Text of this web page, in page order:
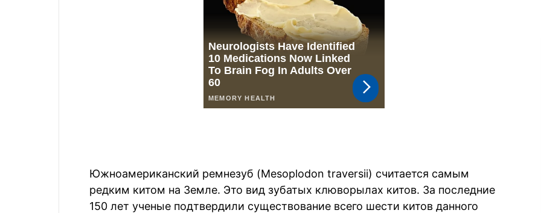
Южноамериканский ремнезуб (Mesoplodon traversii) считается самым
редким китом на Земле. Это вид зубатых клюворылах китов. За последние
150 лет ученые подтвердили существование всего шести китов данного